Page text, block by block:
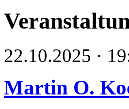
22.10.2025 ·
Martin O.